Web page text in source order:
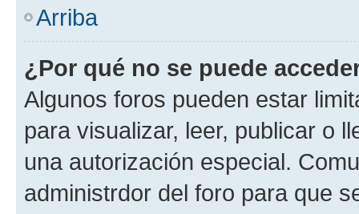
Arriba
¿Por qué no se puede
Algunos foros pueden estar
para visualizar, leer, publicar o
una autorización especial.
administrdor del foro para que